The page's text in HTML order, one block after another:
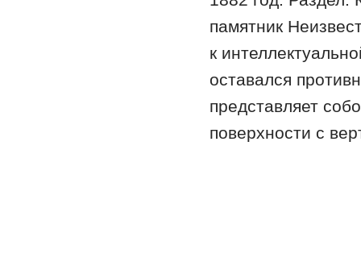
памятник
к
оставался
представляет
поверхности с